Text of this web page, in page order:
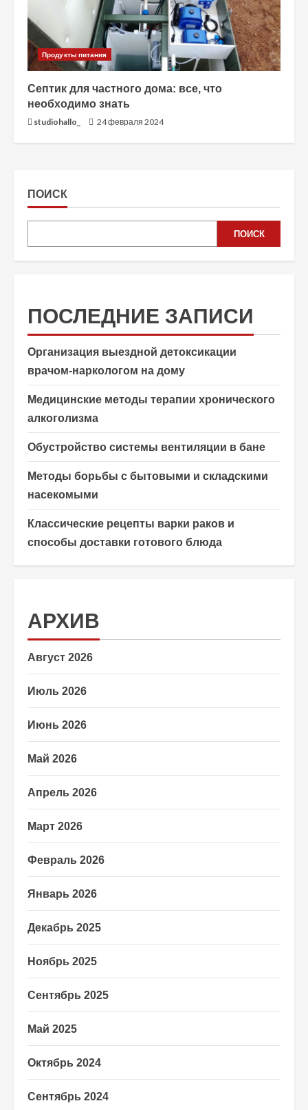
Продукты питания
Септик для частного дома: все, что
необходимо знать
studiohallo_ 24 февраля 2024
ПОИСК
ПОИСК
ПОСЛЕДНИЕ ЗАПИСИ
Организация выездной детоксикации
врачом-наркологом на дому
Медицинские методы терапии хронического
алкоголизма
Обустройство системы вентиляции в бане
Методы борьбы с бытовыми и складскими
насекомыми
Классические рецепты варки раков и
способы доставки готового блюда
АРХИВ
Август 2026
Июль 2026
Июнь 2026
Май 2026
Апрель 2026
Март 2026
Февраль 2026
Январь 2026
Декабрь 2025
Ноябрь 2025
Сентябрь 2025
Май 2025
Октябрь 2024
Сентябрь 2024